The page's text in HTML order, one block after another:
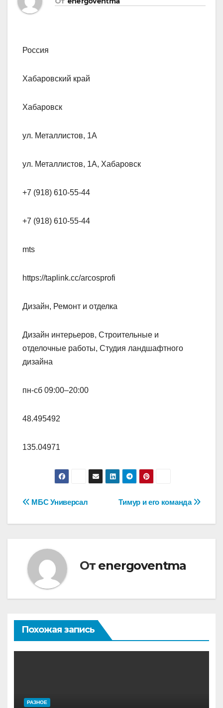
Россия
Хабаровский край
Хабаровск
ул. Металлистов, 1А
ул. Металлистов, 1А, Хабаровск
+7 (918) 610-55-44
+7 (918) 610-55-44
mts
https://taplink.cc/arcosprofi
Дизайн, Ремонт и отделка
Дизайн интерьеров, Строительные и
отделочные работы, Студия ландшафтного
дизайна
пн-сб 09:00–20:00
48.495492
135.04971
Навигация
по
записям
Тимур и его команда
МБС Универсал
От energoventma
Похожая запись
РАЗНОЕ